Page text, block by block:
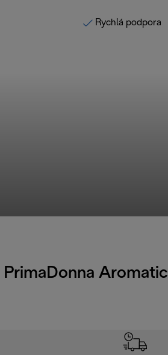
Rychlá podpora
PrimaDonna Aromatic